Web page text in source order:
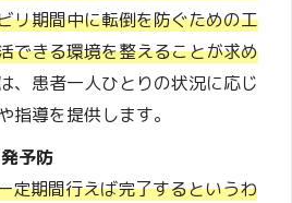
リ期間中に転倒を防ぐための工
できる環境を整えることが求め
、患者一人ひとりの状況に応じ
指導を提供します。
予防
定期間行えば完了するというわ